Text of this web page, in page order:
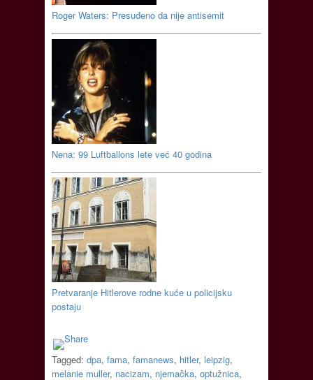
Roger Waters: Presuđeno da nije antisemit
Nena: 99 Luftballons lete već 40 godina
Pretvaranje Hitlerove rodne kuće u policijsku
postaju
Tagged: dpa, fama, famanews, hitler, leipzig,
melanie muller, nacizam, njemačka, optužnica,